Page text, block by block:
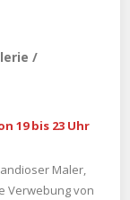
/
19 bis 23 Uhr
Maler,
Verwebung von